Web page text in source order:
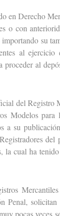
en Derecho
o con
su
al ejercicio
al
del Registro
Modelos para
a su
del
la cual ha
Mercantiles
Penal,
pocas veces